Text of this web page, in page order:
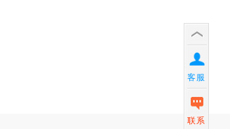
客服
联系